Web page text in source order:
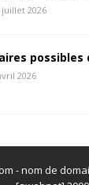
juillet 2026
2026
- nom de